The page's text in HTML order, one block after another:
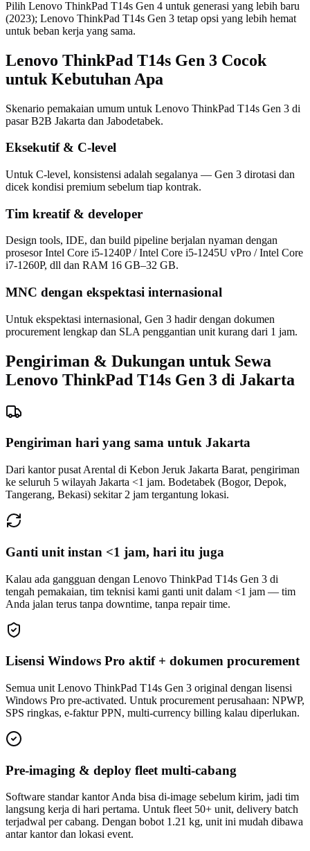
Pilih Lenovo ThinkPad T14s Gen 4 untuk generasi yang lebih baru
(2023); Lenovo ThinkPad T14s Gen 3 tetap opsi yang lebih hemat
untuk beban kerja yang sama.
Lenovo ThinkPad T14s Gen 3 Cocok
untuk Kebutuhan Apa
Skenario pemakaian umum untuk Lenovo ThinkPad T14s Gen 3 di
pasar B2B Jakarta dan Jabodetabek.
Eksekutif & C-level
Untuk C-level, konsistensi adalah segalanya — Gen 3 dirotasi dan
dicek kondisi premium sebelum tiap kontrak.
Tim kreatif & developer
Design tools, IDE, dan build pipeline berjalan nyaman dengan
prosesor Intel Core i5-1240P / Intel Core i5-1245U vPro / Intel Core
i7-1260P, dll dan RAM 16 GB–32 GB.
MNC dengan ekspektasi internasional
Untuk ekspektasi internasional, Gen 3 hadir dengan dokumen
procurement lengkap dan SLA penggantian unit kurang dari 1 jam.
Pengiriman & Dukungan untuk Sewa
Lenovo ThinkPad T14s Gen 3 di Jakarta
Pengiriman hari yang sama untuk Jakarta
Dari kantor pusat Arental di Kebon Jeruk Jakarta Barat, pengiriman
ke seluruh 5 wilayah Jakarta <1 jam. Bodetabek (Bogor, Depok,
Tangerang, Bekasi) sekitar 2 jam tergantung lokasi.
Ganti unit instan <1 jam, hari itu juga
Kalau ada gangguan dengan Lenovo ThinkPad T14s Gen 3 di
tengah pemakaian, tim teknisi kami ganti unit dalam <1 jam — tim
Anda jalan terus tanpa downtime, tanpa repair time.
Lisensi Windows Pro aktif + dokumen procurement
Semua unit Lenovo ThinkPad T14s Gen 3 original dengan lisensi
Windows Pro pre-activated. Untuk procurement perusahaan: NPWP,
SPS ringkas, e-faktur PPN, multi-currency billing kalau diperlukan.
Pre-imaging & deploy fleet multi-cabang
Software standar kantor Anda bisa di-image sebelum kirim, jadi tim
langsung kerja di hari pertama. Untuk fleet 50+ unit, delivery batch
terjadwal per cabang. Dengan bobot 1.21 kg, unit ini mudah dibawa
antar kantor dan lokasi event.